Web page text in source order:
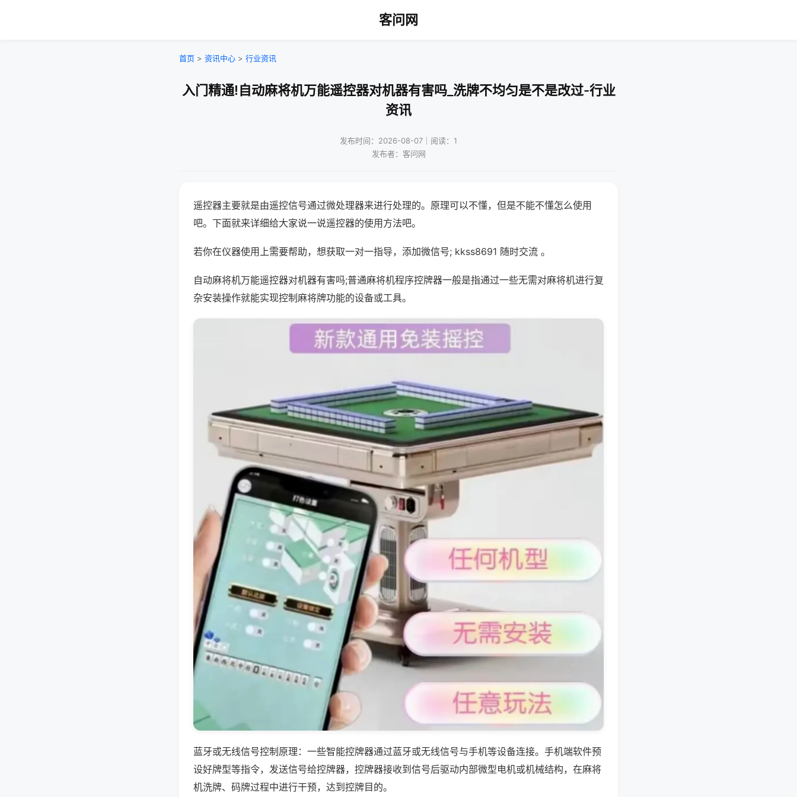
客问网
首页 > 资讯中心 > 行业资讯
入门精通!自动麻将机万能遥控器对机器有害吗_洗牌不均匀是不是改过-行业
资讯
发布时间：2026-08-07｜阅读：1
发布者：客问网
遥控器主要就是由遥控信号通过微处理器来进行处理的。原理可以不懂，但是不能不懂怎么使用
吧。下面就来详细给大家说一说遥控器的使用方法吧。
若你在仪器使用上需要帮助，想获取一对一指导，添加微信号; kkss8691 随时交流 。
自动麻将机万能遥控器对机器有害吗;普通麻将机程序控牌器一般是指通过一些无需对麻将机进行复
杂安装操作就能实现控制麻将牌功能的设备或工具。
蓝牙或无线信号控制原理：一些智能控牌器通过蓝牙或无线信号与手机等设备连接。手机端软件预
设好牌型等指令，发送信号给控牌器，控牌器接收到信号后驱动内部微型电机或机械结构，在麻将
机洗牌、码牌过程中进行干预，达到控牌目的。